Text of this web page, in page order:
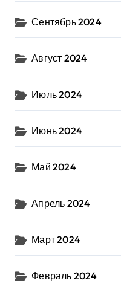
Сентябрь 2024
Август 2024
Июль 2024
Июнь 2024
Май 2024
Апрель 2024
Март 2024
Февраль 2024